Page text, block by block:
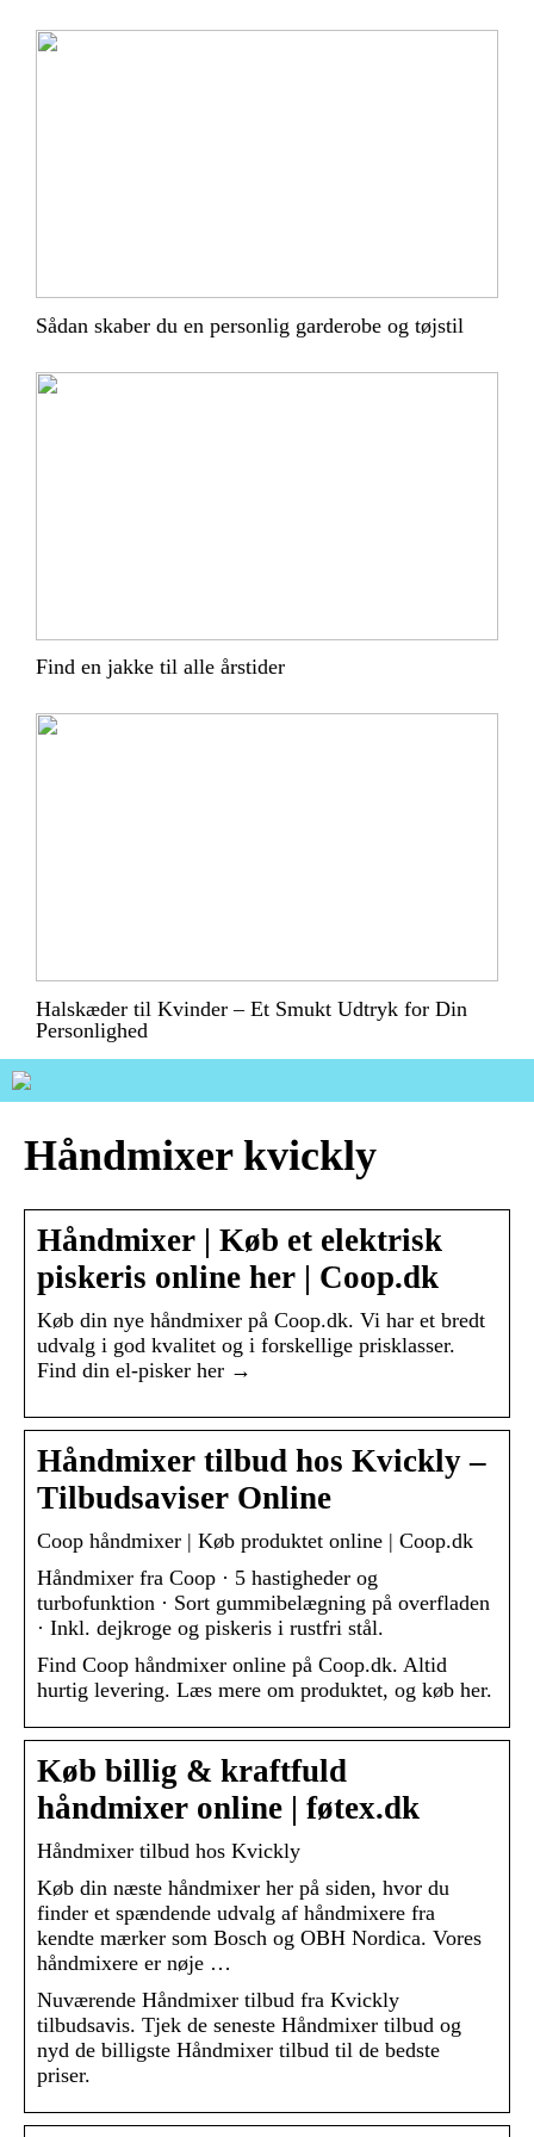
Sådan skaber du en personlig garderobe og tøjstil
Find en jakke til alle årstider
Halskæder til Kvinder – Et Smukt Udtryk for Din
Personlighed
Håndmixer kvickly
Håndmixer | Køb et elektrisk
piskeris online her | Coop.dk
Køb din nye håndmixer på Coop.dk. Vi har et bredt
udvalg i god kvalitet og i forskellige prisklasser.
Find din el-pisker her →
Håndmixer tilbud hos Kvickly –
Tilbudsaviser Online
Coop håndmixer | Køb produktet online | Coop.dk
Håndmixer fra Coop · 5 hastigheder og
turbofunktion · Sort gummibelægning på overfladen
· Inkl. dejkroge og piskeris i rustfri stål.
Find Coop håndmixer online på Coop.dk. Altid
hurtig levering. Læs mere om produktet, og køb her.
Køb billig & kraftfuld
håndmixer online | føtex.dk
Håndmixer tilbud hos Kvickly
Køb din næste håndmixer her på siden, hvor du
finder et spændende udvalg af håndmixere fra
kendte mærker som Bosch og OBH Nordica. Vores
håndmixere er nøje …
Nuværende Håndmixer tilbud fra Kvickly
tilbudsavis. Tjek de seneste Håndmixer tilbud og
nyd de billigste Håndmixer tilbud til de bedste
priser.